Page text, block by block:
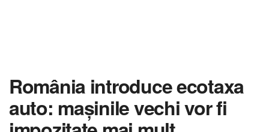
România introduce ecotaxa
auto: mașinile vechi vor fi